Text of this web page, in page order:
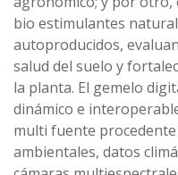
bio estimulantes
autoproducidos,
salud del suelo y
la planta. El gemelo
dinámico e
multi fuente
ambientales, datos